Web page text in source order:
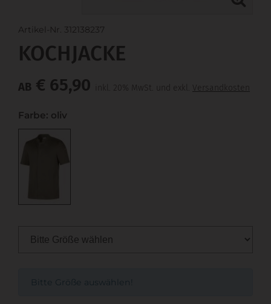
Artikel-Nr. 312138237
KOCHJACKE
AB € 65,90 inkl. 20% MwSt. und exkl. Versandkosten
Farbe: oliv
Bitte Größe auswählen!